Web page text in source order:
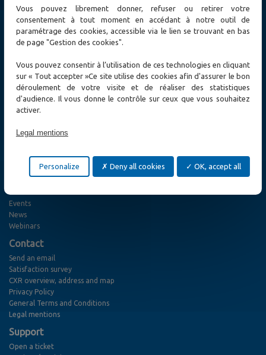
Ethernet Access and Extender
MPLS-TP and SONET / SDH, TDM E1/T1/PDH Networks
Other solutions
Solutions
Cybersecurity
Transport & Smart City
Service Providers
Enterprise
Events
News
Webinars
Contact
Send an email
Satisfaction survey
CXR overview, address and map
Privacy Policy
General Terms and Conditions
Legal mentions
Support
Open a ticket
Vous pouvez librement donner, refuser ou retirer votre
consentement à tout moment en accédant à notre outil de
paramétrage des cookies, accessible via le lien se trouvant en bas
de page "Gestion des cookies".
Vous pouvez consentir à l’utilisation de ces technologies en cliquant
sur « Tout accepter »Ce site utilise des cookies afin d'assurer le bon
déroulement de votre visite et de réaliser des statistiques
d'audience. Il vous donne le contrôle sur ceux que vous souhaitez
activer.
Legal mentions
OK, accept all
Deny all cookies
Personalize